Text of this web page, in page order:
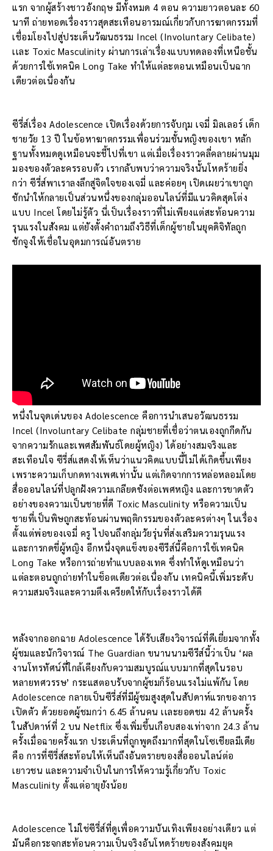
แรก จากผู้สร้างชาวอังกฤษ มีทั้งหมด 4 ตอน ความยาวตอนละ 60
นาที ถ่ายทอดเรื่องราวสุดสะเทือนอารมณ์เกี่ยวกับการฆาตกรรมที่
เชื่อมโยงไปสู่ประเด็นวัฒนธรรม Incel (Involuntary Celibate)
เเละ Toxic Masculinity ผ่านการเล่าเรื่องแบบทดลองที่เหนือชั้น
ด้วยการใช้เทคนิค Long Take ทำให้แต่ละตอนเหมือนเป็นฉาก
เดียวต่อเนื่องกัน
ซีรี่ส์เรื่อง Adolescence เปิดเรื่องด้วยการจับกุม เจมี่ มิลเลอร์ เด็ก
ชายวัย 13 ปี ในข้อหาฆาตกรรมเพื่อนร่วมชั้นหญิงของเขา หลัก
ฐานทั้งหมดดูเหมือนจะชี้ไปที่เขา แต่เมื่อเรื่องราวคลี่คลายผ่านมุม
มองของตัวละครรอบตัว เรากลับพบว่าความจริงนั้นโหดร้ายยิ่ง
กว่า ซีรี่ส์พาเราลงลึกสู่จิตใจของเจมี่ และค่อยๆ เปิดเผยว่าเขาถูก
ชักนำให้กลายเป็นส่วนหนึ่งของกลุ่มออนไลน์ที่มีแนวคิดสุดโต่ง
แบบ Incel โดยไม่รู้ตัว นี่เป็นเรื่องราวที่ไม่เพียงแต่สะท้อนความ
รุนแรงในสังคม แต่ยังตั้งคำถามถึงวิธีที่เด็กผู้ชายในยุคดิจิทัลถูก
ชักจูงให้เชื่อในอุดมการณ์อันตราย
หนึ่งในจุดเด่นของ Adolescence คือการนำเสนอวัฒนธรรม
Incel (Involuntary Celibate กลุ่มชายที่เชื่อว่าตนเองถูกกีดกัน
จากความรักและเพศสัมพันธ์โดยผู้หญิง) ได้อย่างสมจริงและ
สะเทือนใจ ซีรี่ส์แสดงให้เห็นว่าแนวคิดแบบนี้ไม่ได้เกิดขึ้นเพียง
เพราะความเก็บกดทางเพศเท่านั้น แต่เกิดจากการหล่อหลอมโดย
สื่อออนไลน์ที่ปลูกฝังความเกลียดชังต่อเพศหญิง และการขาดตัว
อย่างของความเป็นชายที่ดี Toxic Masculinity หรือความเป็น
ชายที่เป็นพิษถูกสะท้อนผ่านพฤติกรรมของตัวละครต่างๆ ในเรื่อง
ตั้งแต่พ่อของเจมี่ ครู ไปจนถึงกลุ่มวัยรุ่นที่ส่งเสริมความรุนแรง
และการกดขี่ผู้หญิง อีกหนึ่งจุดแข็งของซีรีส์นี้คือการใช้เทคนิค
Long Take หรือการถ่ายทำแบบลองเทค ซึ่งทำให้ดูเหมือนว่า
แต่ละตอนถูกถ่ายทำในช็อตเดียวต่อเนื่องกัน เทคนิคนี้เพิ่มระดับ
ความสมจริงและความตึงเครียดให้กับเรื่องราวได้ดี
หลังจากออกฉาย Adolescence ได้รับเสียงวิจารณ์ที่ดีเยี่ยมจากทั้ง
ผู้ชมและนักวิจารณ์ The Guardian ขนานนามซีรีส์นี้ว่าเป็น ‘ผล
งานโทรทัศน์ที่ใกล้เคียงกับความสมบูรณ์แบบมากที่สุดในรอบ
หลายทศวรรษ’ กระแสตอบรับจากผู้ชมก็ร้อนแรงไม่แพ้กัน โดย
Adolescence กลายเป็นซีรี่ส์ที่มีผู้ชมสูงสุดในสัปดาห์แรกของการ
เปิดตัว ด้วยยอดผู้ชมกว่า 6.45 ล้านคน เเละยอดชม 42 ล้านครั้ง
ในสัปดาห์ที่ 2 บน Netflix ซึ่งเพิ่มขึ้นเกือบสองเท่าจาก 24.3 ล้าน
ครั้งเมื่อฉายครั้งแรก ประเด็นที่ถูกพูดถึงมากที่สุดในโซเชียลมีเดีย
คือ การที่ซีรี่ส์สะท้อนให้เห็นถึงอันตรายของสื่อออนไลน์ต่อ
เยาวชน และความจำเป็นในการให้ความรู้เกี่ยวกับ Toxic
Masculinity ตั้งแต่อายุยังน้อย
Adolescence ไม่ใช่ซีรี่ส์ที่ดูเพื่อความบันเทิงเพียงอย่างเดียว แต่
มันคือกระจกสะท้อนความเป็นจริงอันโหดร้ายของสังคมยุค